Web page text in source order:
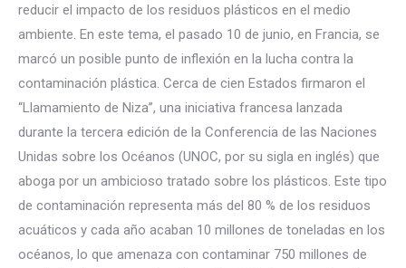
reducir el impacto de los residuos plásticos en el medio
ambiente. En este tema, el pasado 10 de junio, en Francia, se
marcó un posible punto de inflexión en la lucha contra la
contaminación plástica. Cerca de cien Estados firmaron el
“Llamamiento de Niza”, una iniciativa francesa lanzada
durante la tercera edición de la Conferencia de las Naciones
Unidas sobre los Océanos (UNOC, por su sigla en inglés) que
aboga por un ambicioso tratado sobre los plásticos. Este tipo
de contaminación representa más del 80 % de los residuos
acuáticos y cada año acaban 10 millones de toneladas en los
océanos, lo que amenaza con contaminar 750 millones de